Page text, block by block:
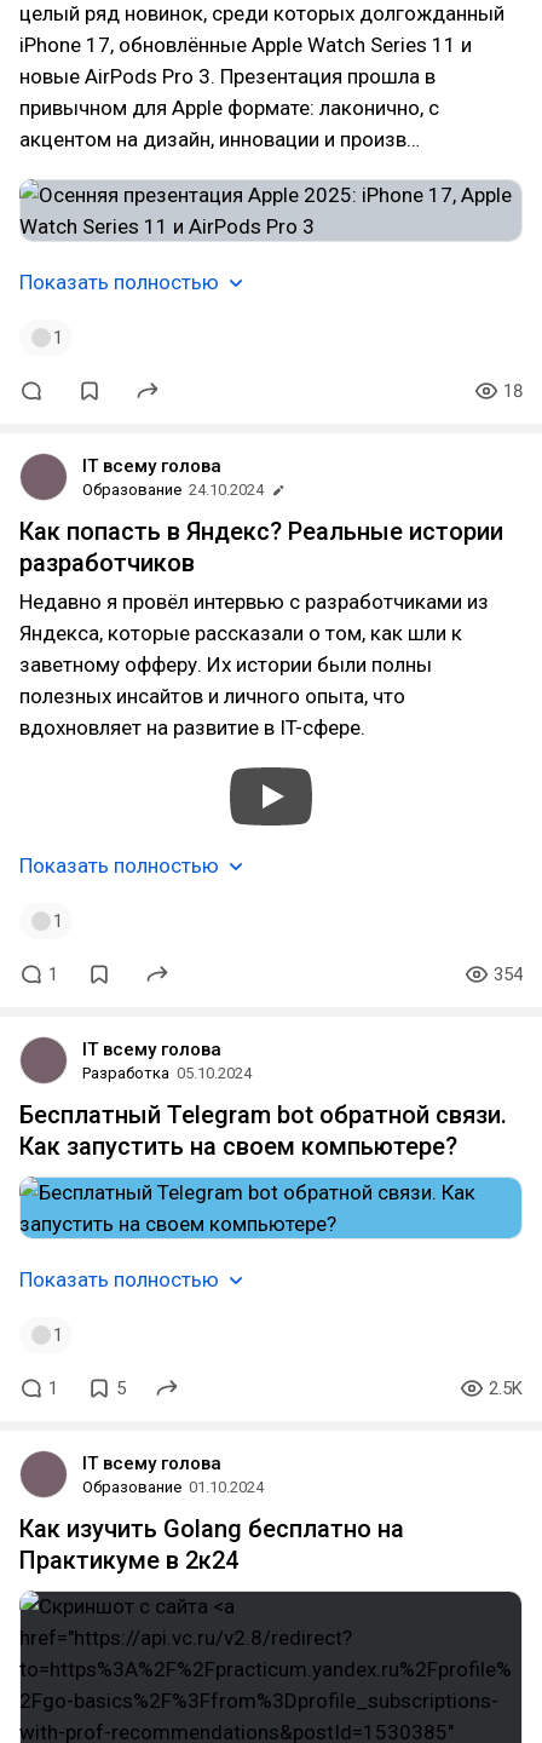
целый ряд новинок, среди которых долгожданный
iPhone 17, обновлённые Apple Watch Series 11 и
новые AirPods Pro 3. Презентация прошла в
привычном для Apple формате: лаконично, с
акцентом на дизайн, инновации и произв…
Показать полностью
1
18
IT всему голова
Образование 24.10.2024
Как попасть в Яндекс? Реальные истории
разработчиков
Недавно я провёл интервью с разработчиками из
Яндекса, которые рассказали о том, как шли к
заветному офферу. Их истории были полны
полезных инсайтов и личного опыта, что
вдохновляет на развитие в IT-сфере.
Показать полностью
1
1 354
IT всему голова
Разработка 05.10.2024
Бесплатный Telegram bot обратной связи.
Как запустить на своем компьютере?
Показать полностью
1
1 5 2.5K
IT всему голова
Образование 01.10.2024
Как изучить Golang бесплатно на
Практикуме в 2к24